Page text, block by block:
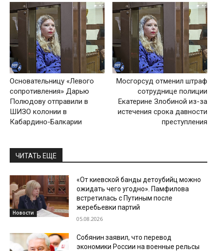
Основательницу «Левого
сопротивления» Дарью
Полюдову отправили в
ШИЗО колонии в
Кабардино-Балкарии
Мосгорсуд отменил штраф
сотруднице полиции
Екатерине Злобиной из-за
истечения срока давности
преступления
ЧИТАТЬ ЕЩЕ
Новости
«От киевской банды детоубийц можно
ожидать чего угодно». Памфилова
встретилась с Путиным после
жеребьевки партий
05.08.2026
Собянин заявил, что перевод
экономики России на военные рельсы